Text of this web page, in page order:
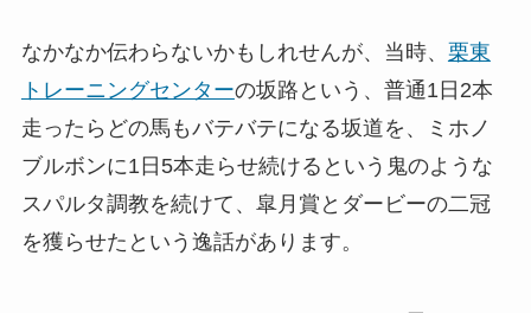
なかなか伝わらないかもしれせんが、当時、 栗東
トレーニングセンターの坂路という、普通1日2本
走ったらどの馬もバテバテになる坂道を、ミホノ
ブルボンに1日5本走らせ続けるという鬼のような
スパルタ調教を続けて、皐月賞とダービーの二冠
を獲らせたという逸話があります。